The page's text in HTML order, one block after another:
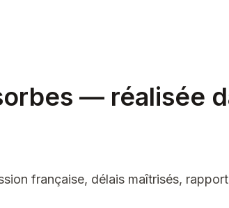
— réalisée
française, délais maîtrisés,